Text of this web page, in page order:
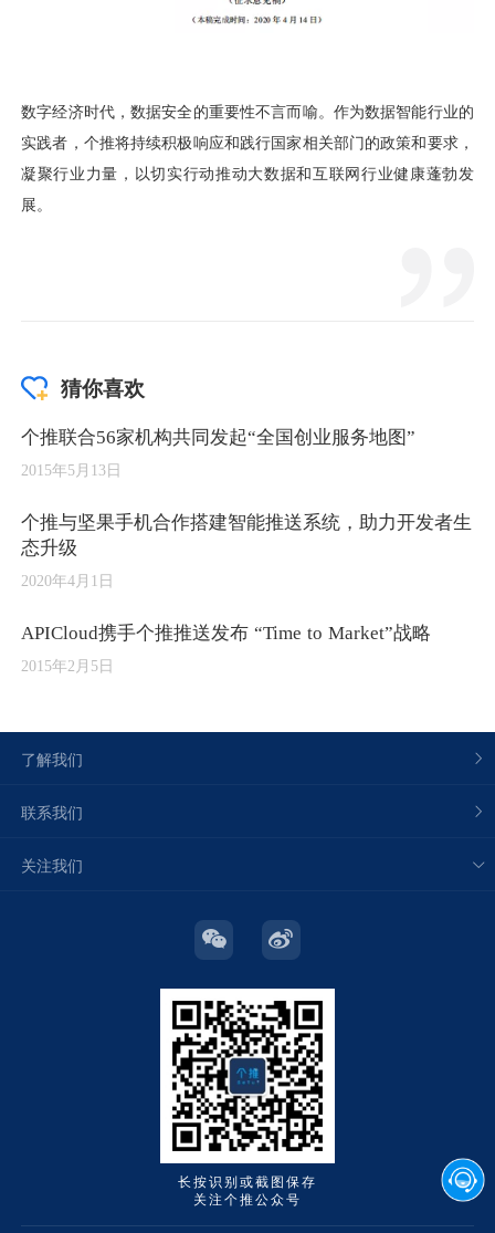
猜你喜欢
个推联合56家机构共同发起“全国创业服务地图”
2015年5月13日
个推与坚果手机合作搭建智能推送系统，助力开发者生
态升级
2020年4月1日
APICloud携手个推推送发布 “Time to Market”战略
2015年2月5日
了解我们
联系我们
关注我们
长按识别或截图保存
关注个推公众号